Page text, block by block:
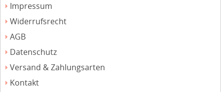
Impressum
Widerrufsrecht
AGB
Datenschutz
Versand & Zahlungsarten
Kontakt